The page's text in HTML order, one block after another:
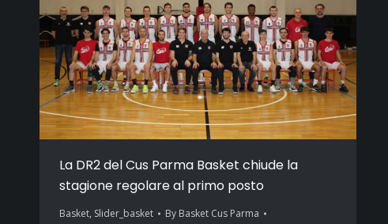
La DR2 del Cus Parma Basket chiude la
stagione regolare al primo posto
Basket, Slider_basket By Basket Cus Parma